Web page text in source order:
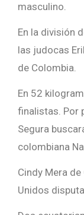
masculino.
En la división
las judocas
de Colombia.
En 52
finalistas. Por
Segura
colombiana
Cindy Mera
Unidos